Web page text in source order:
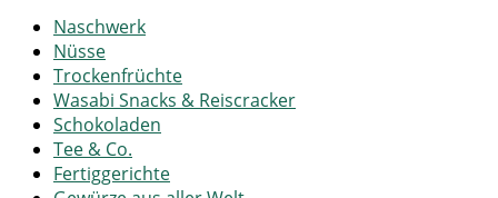
Naschwerk
Nüsse
Trockenfrüchte
Wasabi Snacks & Reiscracker
Schokoladen
Tee & Co.
Fertiggerichte